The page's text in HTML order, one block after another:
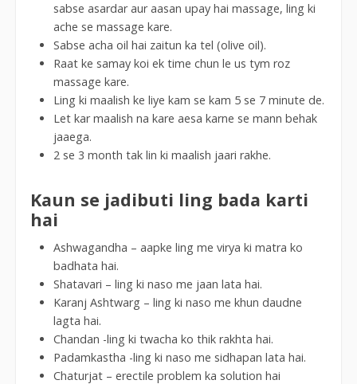
sabse asardar aur aasan upay hai massage, ling ki
ache se massage kare.
Sabse acha oil hai zaitun ka tel (olive oil).
Raat ke samay koi ek time chun le us tym roz
massage kare.
Ling ki maalish ke liye kam se kam 5 se 7 minute de.
Let kar maalish na kare aesa karne se mann behak
jaaega.
2 se 3 month tak lin ki maalish jaari rakhe.
Kaun se jadibuti ling bada karti
hai
Ashwagandha – aapke ling me virya ki matra ko
badhata hai.
Shatavari – ling ki naso me jaan lata hai.
Karanj Ashtwarg – ling ki naso me khun daudne
lagta hai.
Chandan -ling ki twacha ko thik rakhta hai.
Padamkastha -ling ki naso me sidhapan lata hai.
Chaturjat – erectile problem ka solution hai